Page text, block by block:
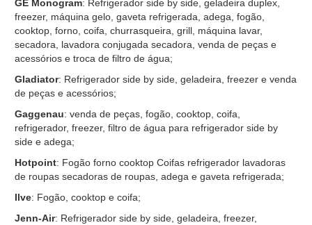
GE Monogram: Refrigerador side by side, geladeira duplex,
freezer, máquina gelo, gaveta refrigerada, adega, fogão,
cooktop, forno, coifa, churrasqueira, grill, máquina lavar,
secadora, lavadora conjugada secadora, venda de peças e
acessórios e troca de filtro de água;
Gladiator: Refrigerador side by side, geladeira, freezer e venda
de peças e acessórios;
Gaggenau: venda de peças, fogão, cooktop, coifa,
refrigerador, freezer, filtro de água para refrigerador side by
side e adega;
Hotpoint: Fogão forno cooktop Coifas refrigerador lavadoras
de roupas secadoras de roupas, adega e gaveta refrigerada;
Ilve: Fogão, cooktop e coifa;
Jenn-Air: Refrigerador side by side, geladeira, freezer,